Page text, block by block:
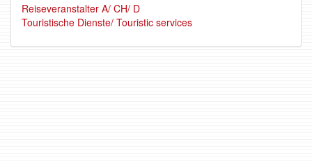
Reiseveranstalter A/ CH/ D
Touristische Dienste/ Touristic services